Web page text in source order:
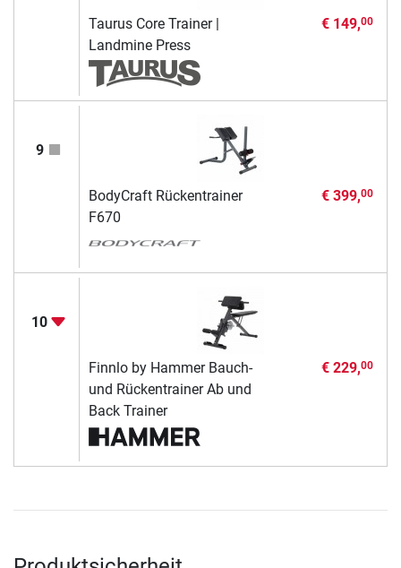
Taurus Core Trainer |
Landmine Press
€ 149,00
9
BodyCraft Rückentrainer
F670
€ 399,00
10
Finnlo by Hammer Bauch-
und Rückentrainer Ab und
Back Trainer
€ 229,00